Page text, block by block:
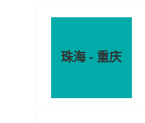
珠海 - 重庆